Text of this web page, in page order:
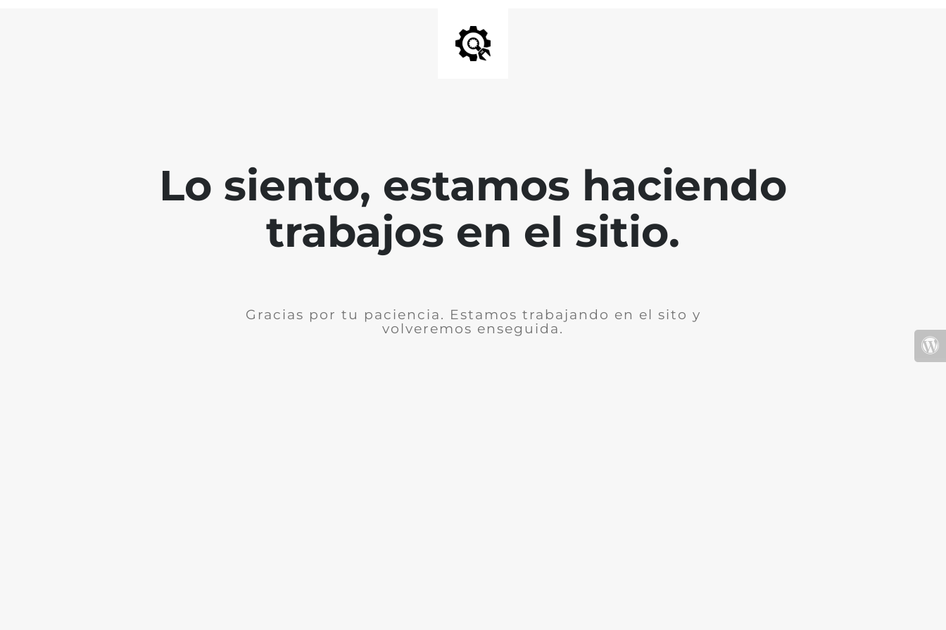
Lo siento, estamos haciendo
trabajos en el sitio.
Gracias por tu paciencia. Estamos trabajando en el sito y
volveremos enseguida.